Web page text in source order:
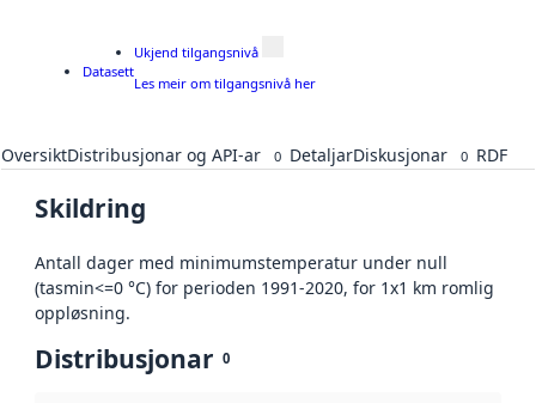
Datasett
Ukjend tilgangsnivå
Les meir om tilgangsnivå her
OversiktDistribusjonar og API-ar 0 DetaljarDiskusjonar 0 RDF
Skildring
Antall dager med minimumstemperatur under null
(tasmin<=0 °C) for perioden 1991-2020, for 1x1 km romlig
oppløsning.
Distribusjonar 0